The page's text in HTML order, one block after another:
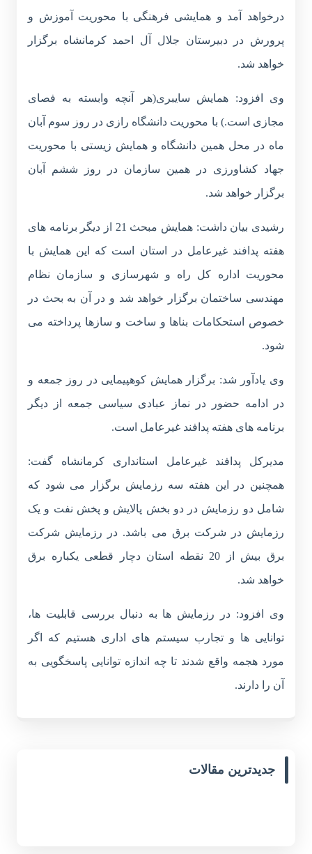
درخواهد آمد و همایشی فرهنگی با محوریت آموزش و
پرورش در دبیرستان جلال آل احمد کرمانشاه برگزار
خواهد شد.
وی افزود: همایش سایبری(هر آنچه وابسته به فصای
مجازی است.) با محوریت دانشگاه رازی در روز سوم آبان
ماه در محل همین دانشگاه و همایش زیستی با محوریت
جهاد کشاورزی در همین سازمان در روز ششم آبان
برگزار خواهد شد.
رشیدی بیان داشت: همایش مبحث 21 از دیگر برنامه های
هفته پدافند غیرعامل در استان است که این همایش با
محوریت اداره کل راه و شهرسازی و سازمان نظام
مهندسی ساختمان برگزار خواهد شد و در آن به بحث در
خصوص استحکامات بناها و ساخت و سازها پرداخته می
شود.
وی یادآور شد: برگزار همایش کوهپیمایی در روز جمعه و
در ادامه حضور در نماز عبادی سیاسی جمعه از دیگر
برنامه های هفته پدافند غیرعامل است.
مدیرکل پدافند غیرعامل استانداری کرمانشاه گفت:
همچنین در این هفته سه رزمایش برگزار می شود که
شامل دو رزمایش در دو بخش پالایش و پخش نفت و یک
رزمایش در شرکت برق می باشد. در رزمایش شرکت
برق بیش از 20 نقطه استان دچار قطعی یکباره برق
خواهد شد.
وی افزود: در رزمایش ها به دنبال بررسی قابلیت ها،
توانایی ها و تجارب سیستم های اداری هستیم که اگر
مورد هجمه واقع شدند تا چه اندازه توانایی پاسخگویی به
آن را دارند.
جدیدترین مقالات